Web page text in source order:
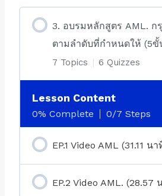
3. อบรมหลักสูตร AML. ก
ตามลำดับที่กำหนดให้ (5
7 Topics | 6 Quizzes
Lesson Content
0% Complete 0/7 Steps
EP.1 Video AML (31.11 นา
EP.2 Video AML. (28.57